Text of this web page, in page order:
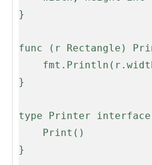
}
func (r Rectangle)
}
type Printer interface {
}